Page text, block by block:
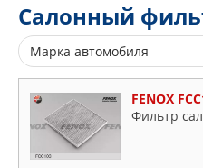
Салонный
Марка автомобиля
Alfa Romeo
Audi
BMW
Cadillac
FENOX
Фильтр